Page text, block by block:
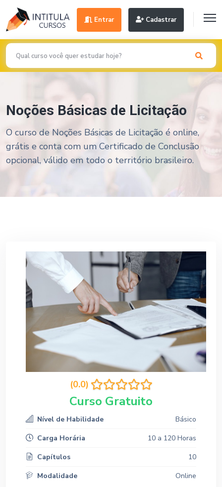
Entrar Cadastrar
Noções Básicas de Licitação
O curso de Noções Básicas de Licitação é online,
grátis e conta com um Certificado de Conclusão
opcional, válido em todo o território brasileiro.
(0.0)
Curso Gratuito
Nível de Habilidade
Básico
Carga Horária
10 a 120 Horas
Capítulos
10
Modalidade
Online